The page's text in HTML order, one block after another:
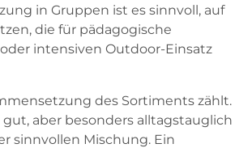
in Gruppen ist es sinnvoll, auf
die für pädagogische
intensiven Outdoor-Einsatz
des Sortiments zählt.
aber besonders alltagstauglich
sinnvollen Mischung. Ein